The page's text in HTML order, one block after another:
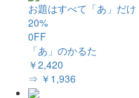
お題はすべて「あ」だ
20%
0FF
「あ」のかるた
￥2,420
⇒ ￥1,936